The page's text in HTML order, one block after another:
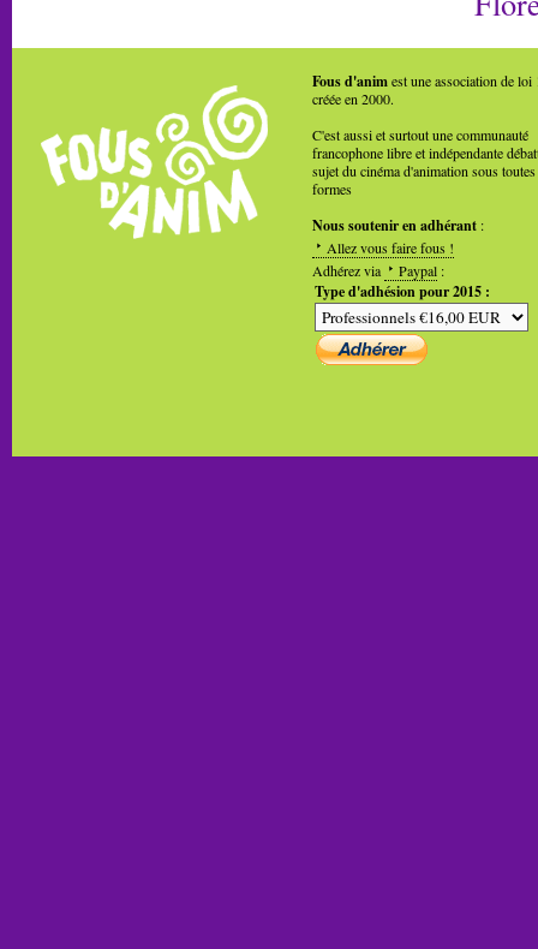
Fous d'animest une association de loi
créée en 2000.
C'est aussi et surtout une communauté
francophone libre et indépendante
sujet du cinéma d'animation sous toutes
formes
Nous soutenir en adhérant :
Allez vous faire fous !
Adhérez via
Paypal :
Type d'adhésion pour 2015 :